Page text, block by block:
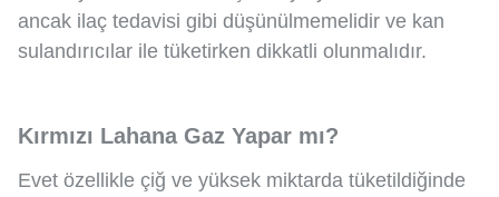
ancak ilaç tedavisi gibi düşünülmemelidir ve kan
sulandırıcılar ile tüketirken dikkatli olunmalıdır.
Kırmızı Lahana Gaz Yapar mı?
Evet özellikle çiğ ve yüksek miktarda tüketildiğinde